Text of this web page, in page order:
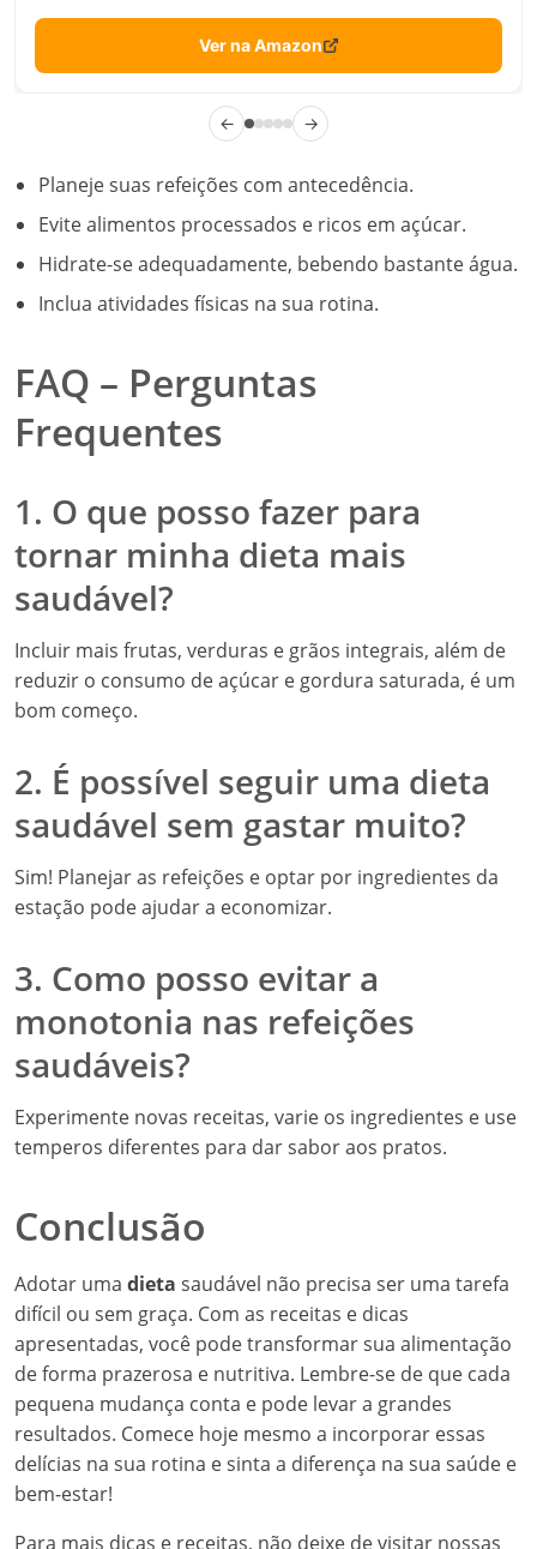
Ver na Amazon
← →
Planeje suas refeições com antecedência.
Evite alimentos processados e ricos em açúcar.
Hidrate-se adequadamente, bebendo bastante água.
Inclua atividades físicas na sua rotina.
FAQ – Perguntas
Frequentes
1. O que posso fazer para
tornar minha dieta mais
saudável?
Incluir mais frutas, verduras e grãos integrais, além de
reduzir o consumo de açúcar e gordura saturada, é um
bom começo.
2. É possível seguir uma dieta
saudável sem gastar muito?
Sim! Planejar as refeições e optar por ingredientes da
estação pode ajudar a economizar.
3. Como posso evitar a
monotonia nas refeições
saudáveis?
Experimente novas receitas, varie os ingredientes e use
temperos diferentes para dar sabor aos pratos.
Conclusão
Adotar uma dieta saudável não precisa ser uma tarefa
difícil ou sem graça. Com as receitas e dicas
apresentadas, você pode transformar sua alimentação
de forma prazerosa e nutritiva. Lembre-se de que cada
pequena mudança conta e pode levar a grandes
resultados. Comece hoje mesmo a incorporar essas
delícias na sua rotina e sinta a diferença na sua saúde e
bem-estar!
Para mais dicas e receitas, não deixe de visitar nossas